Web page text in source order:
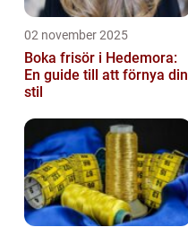
02 november 2025
Boka frisör i Hedemora:
En guide till att förnya din
stil